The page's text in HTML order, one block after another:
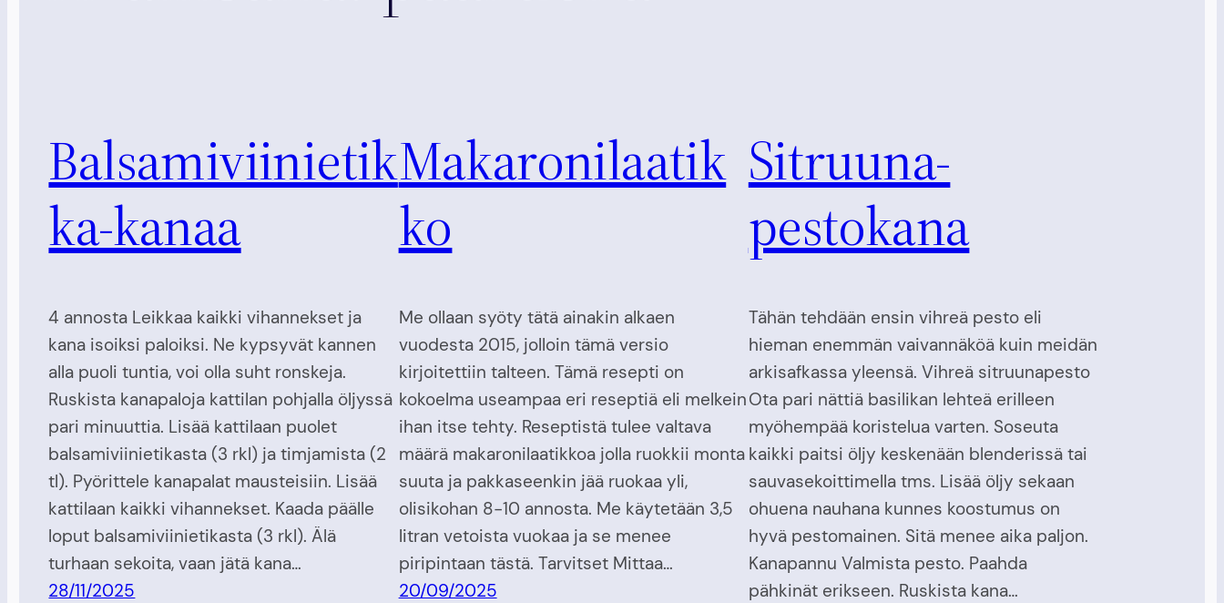
Balsamiviinietik
ka-kanaa
4 annosta Leikkaa kaikki vihannekset ja
kana isoiksi paloiksi. Ne kypsyvät kannen
alla puoli tuntia, voi olla suht ronskeja.
Ruskista kanapaloja kattilan pohjalla öljyssä
pari minuuttia. Lisää kattilaan puolet
balsamiviinietikasta (3 rkl) ja timjamista (2
tl). Pyörittele kanapalat mausteisiin. Lisää
kattilaan kaikki vihannekset. Kaada päälle
loput balsamiviinietikasta (3 rkl). Älä
turhaan sekoita, vaan jätä kana…
28/11/2025
Makaronilaatik
ko
Me ollaan syöty tätä ainakin alkaen
vuodesta 2015, jolloin tämä versio
kirjoitettiin talteen. Tämä resepti on
kokoelma useampaa eri reseptiä eli melkein
ihan itse tehty. Reseptistä tulee valtava
määrä makaronilaatikkoa jolla ruokkii monta
suuta ja pakkaseenkin jää ruokaa yli,
olisikohan 8-10 annosta. Me käytetään 3,5
litran vetoista vuokaa ja se menee
piripintaan tästä. Tarvitset Mittaa…
20/09/2025
Sitruuna-
pestokana
Tähän tehdään ensin vihreä pesto eli
hieman enemmän vaivannäköä kuin meidän
arkisafkassa yleensä. Vihreä sitruunapesto
Ota pari nättiä basilikan lehteä erilleen
myöhempää koristelua varten. Soseuta
kaikki paitsi öljy keskenään blenderissä tai
sauvasekoittimella tms. Lisää öljy sekaan
ohuena nauhana kunnes koostumus on
hyvä pestomainen. Sitä menee aika paljon.
Kanapannu Valmista pesto. Paahda
pähkinät erikseen. Ruskista kana…